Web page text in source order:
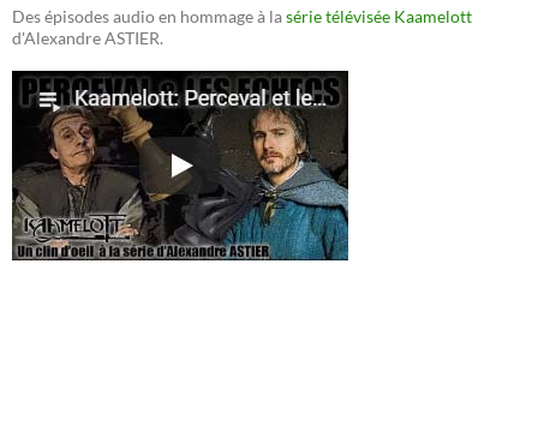
Des épisodes audio en hommage à lasérie télévisée Kaamelott
d'Alexandre ASTIER.